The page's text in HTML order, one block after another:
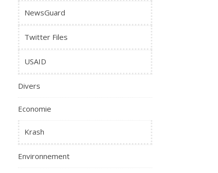
NewsGuard
Twitter Files
USAID
Divers
Economie
Krash
Environnement